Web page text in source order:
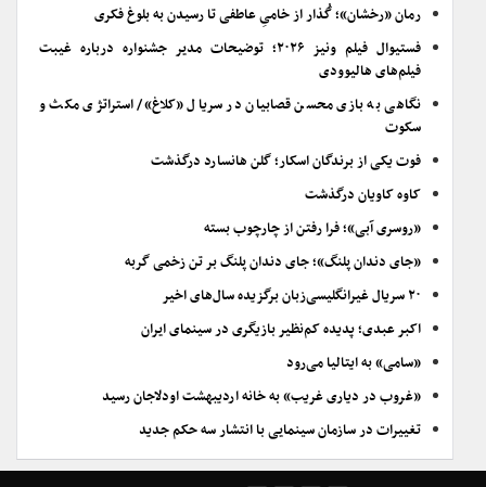
رمان «رخشان»؛ گُذار از خامیِ عاطفی تا رسیدن به بلوغ فکری
فستیوال فیلم ونیز ۲۰۲۶؛ توضیحات مدیر جشنواره درباره غیبت
فیلم‌های هالیوودی
نگاهی به بازی محسن قصابیان در سریال «کلاغ»/ استراتژی مکث و
سکوت
فوت یکی از برندگان اسکار؛ گلن هانسارد درگذشت
کاوه کاویان درگذشت
«روسری آبی»؛ فرا رفتن از چارچوب بسته
«جای دندان پلنگ»؛ جای دندان پلنگ بر تن زخمی گربه
۲۰ سریال غیرانگلیسی‌زبان برگزیده سال‌های اخیر
اکبر عبدی؛ پدیده کم‌نظیر بازیگری در سینمای ایران
«سامی» به ایتالیا می‌رود
«غروب در دیاری غریب» به خانه اردیبهشت اودلاجان رسید
تغییرات در سازمان سینمایی با انتشار سه حکم جدید